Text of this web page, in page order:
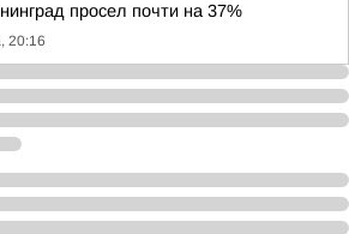
просел почти на 37%
20:16